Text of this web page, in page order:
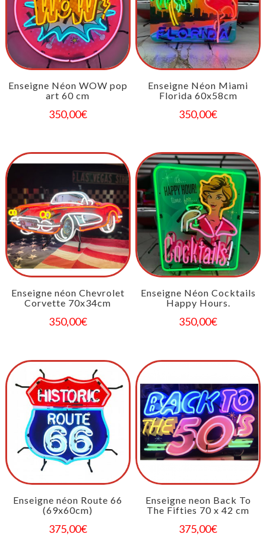
Enseigne Néon WOW pop
art 60 cm
350,00€
Enseigne Néon Miami
Florida 60x58cm
350,00€
Enseigne néon Chevrolet
Corvette 70x34cm
350,00€
Enseigne Néon Cocktails
Happy Hours.
350,00€
Enseigne néon Route 66
(69x60cm)
375,00€
Enseigne neon Back To
The Fifties 70 x 42 cm
375,00€